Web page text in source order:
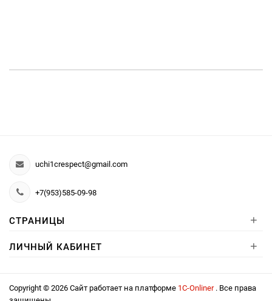
uchi1crespect@gmail.com
+7(953)585-09-98
СТРАНИЦЫ +
ЛИЧНЫЙ КАБИНЕТ +
Copyright © 2026 Сайт работает на платформе 1С-Onliner . Все права